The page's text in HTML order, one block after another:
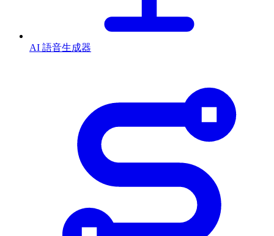
AI 語音生成器